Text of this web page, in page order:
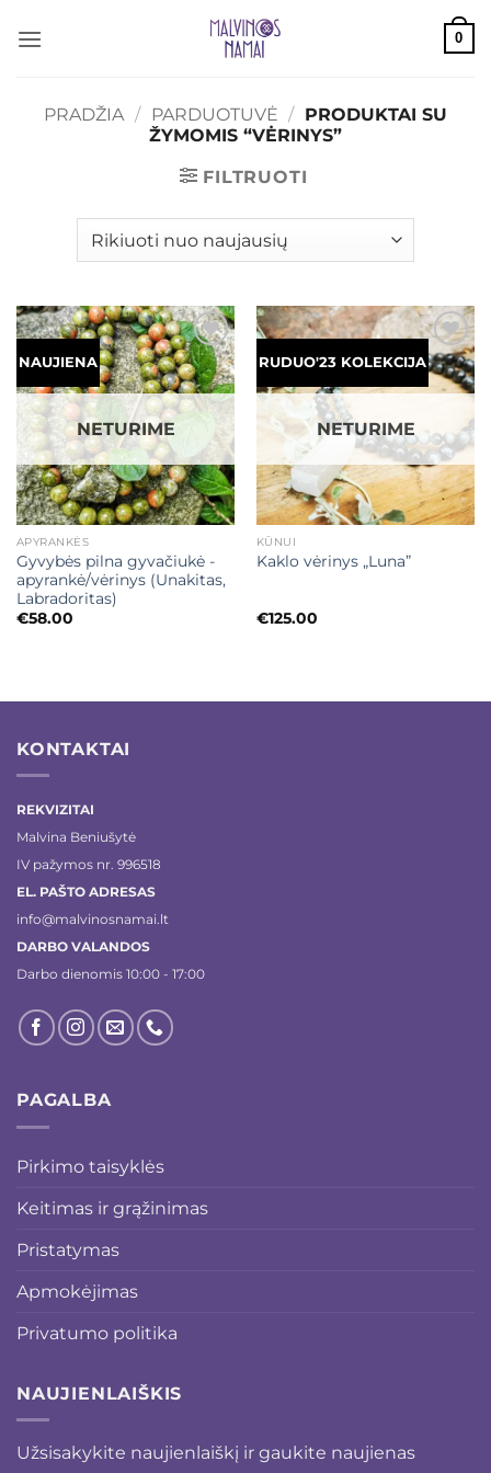
0
PRADŽIA / PARDUOTUVĖ / PRODUKTAI SU
ŽYMOMIS “VĖRINYS”
FILTRUOTI
NAUJIENA Mėgstamiausias
NETURIME
APYRANKĖS
Gyvybės pilna gyvačiukė -
apyrankė/vėrinys (Unakitas,
Labradoritas)
€58.00
RUDUO'23 KOLEKCIJA
Mėgstamiausias
NETURIME
KŪNUI
Kaklo vėrinys „Luna”
€125.00
KONTAKTAI
REKVIZITAI
Malvina Beniušytė
IV pažymos nr. 996518
EL. PAŠTO ADRESAS
info@malvinosnamai.lt
DARBO VALANDOS
Darbo dienomis 10:00 - 17:00
PAGALBA
Pirkimo taisyklės
Keitimas ir grąžinimas
Pristatymas
Apmokėjimas
Privatumo politika
NAUJIENLAIŠKIS
Užsisakykite naujienlaiškį ir gaukite naujienas